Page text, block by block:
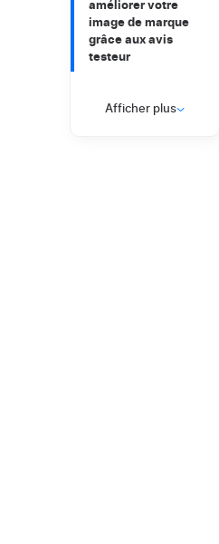
améliorer votre
image de marque
grâce aux avis
testeur
avis testeurs,
Afficher plus